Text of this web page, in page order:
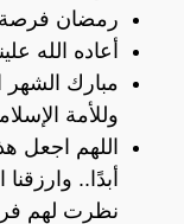
رمضان فرصة
أعاده الله
مبارك الشهر
وللأمة
اللهم اجعل
أبدًا..
نظرت لهم